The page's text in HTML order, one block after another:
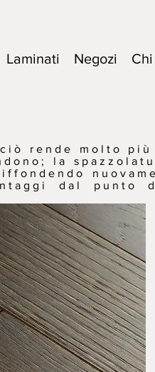
Laminati Negozi
rende molto più
la
dal punto